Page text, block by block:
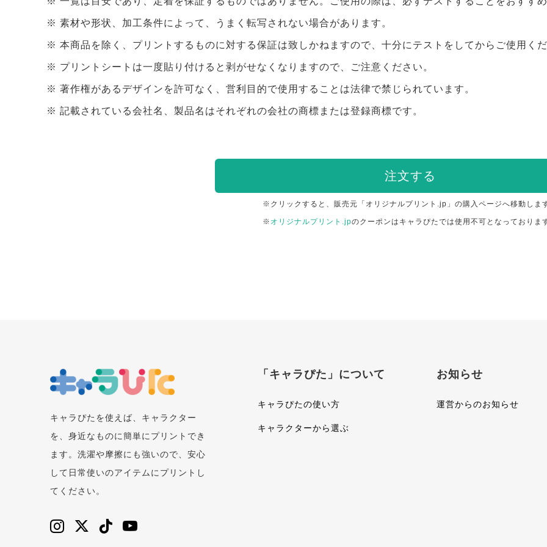
素材や形状、加工条件によって、うまく転写されない場合があります。
本商品を除く、プリントするものに対する保証は致しかねますので、十分にテストをしてからご使用くだ
プリントシートは一度貼り付けると剥がせなくなりますので、ご注意ください。
著作権があるデザインを許可なく、営利目的で使用することは法律で禁じられています。
記載されている会社名、製品名はそれぞれの会社の商標または登録商標です。
注文する
※クリックすると、販売元「オリジナルプリント.jp」の購入ページへ移動しま
※ オリジナルプリント.jpのクーポンはキャラぴたでは使用不可となっておりま
キャラぴたを使えば、キャラクター
を、身近なものに簡単にプリントでき
ます。洗濯や摩擦にも強いので、安心
して日常使いのアイテムにプリントし
てください。
「キャラぴた」について
キャラぴたの使い方
キャラクターから選ぶ
お知らせ
運営からのお知らせ